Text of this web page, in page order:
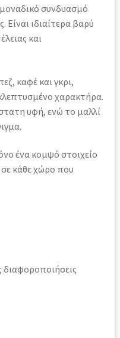
συνδυασμό
ιδιαίτερα βαρύ
και
καφέ και γκρι,
χαρακτήρα.
υφή, ενώ το μαλλί
ένα κομψό στοιχείο
κάθε χώρο που
διαφοροποιήσεις